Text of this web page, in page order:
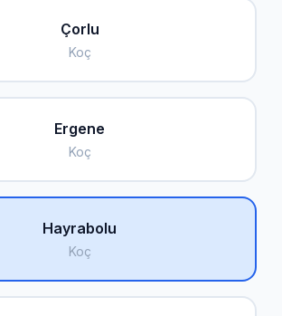
Çorlu
Koç
Ergene
Koç
Hayrabolu
Koç